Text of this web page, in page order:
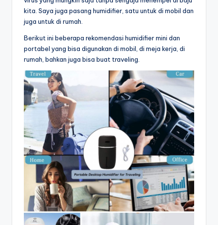
kita. Saya juga pasang humidifier, satu untuk di mobil dan
juga untuk di rumah.
Berikut ini beberapa rekomendasi humidifier mini dan
portabel yang bisa digunakan di mobil, di meja kerja, di
rumah, bahkan juga bisa buat traveling.